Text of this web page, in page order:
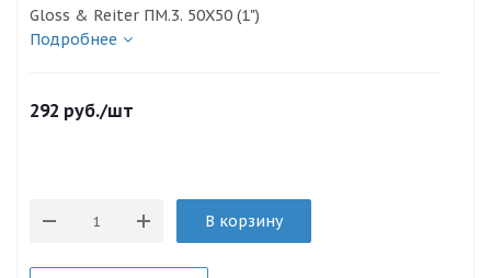
Gloss & Reiter ПМ.3. 50Х50 (1")
Подробнее
292 руб./шт
В корзину